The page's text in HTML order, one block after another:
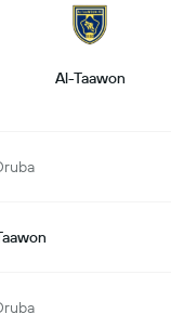
Al-Taawon